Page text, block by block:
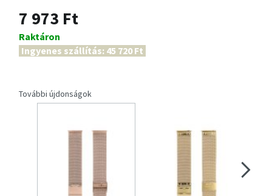
7 973 Ft
Raktáron
Ingyenes szállítás: 45 720 Ft
További újdonságok